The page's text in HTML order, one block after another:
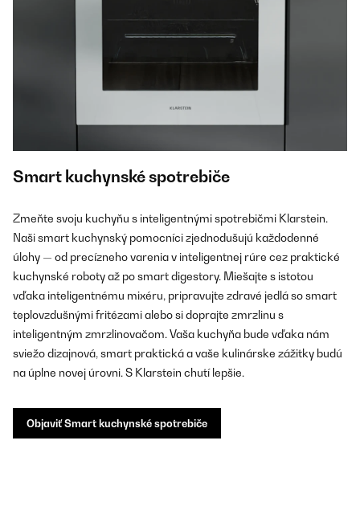
Smart kuchynské spotrebiče
Zmeňte svoju kuchyňu s inteligentnými spotrebičmi Klarstein.
Naši smart kuchynský pomocníci zjednodušujú každodenné
úlohy — od precízneho varenia v inteligentnej rúre cez praktické
kuchynské roboty až po smart digestory. Miešajte s istotou
vďaka inteligentnému mixéru, pripravujte zdravé jedlá so smart
teplovzdušnými fritézami alebo si doprajte zmrzlinu s
inteligentným zmrzlinovačom. Vaša kuchyňa bude vďaka nám
sviežo dizajnová, smart praktická a vaše kulinárske zážitky budú
na úplne novej úrovni. S Klarstein chutí lepšie.
Objaviť Smart kuchynské spotrebiče